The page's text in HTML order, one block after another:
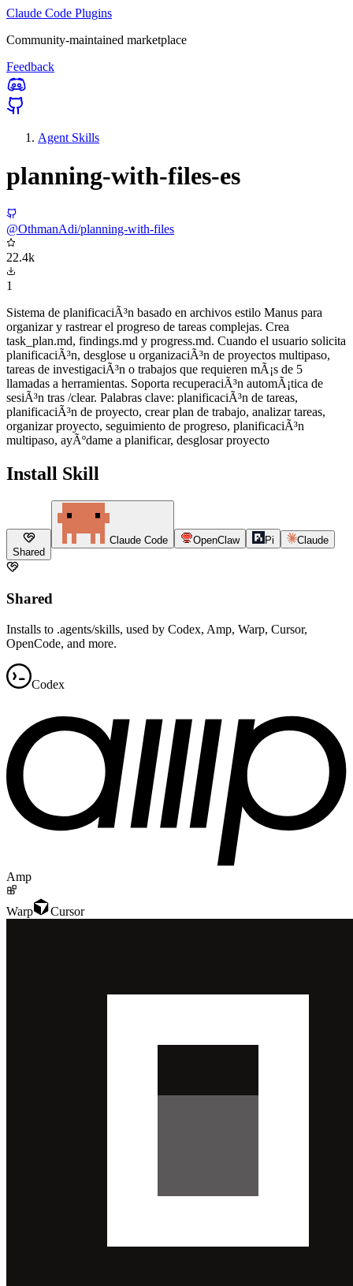
Claude Code Plugins
Community-maintained marketplace
Feedback
Agent Skills
planning-with-files-es
@OthmanAdi/planning-with-files
22.4k
1
Sistema de planificaciÃ³n basado en archivos estilo Manus para
organizar y rastrear el progreso de tareas complejas. Crea
task_plan.md, findings.md y progress.md. Cuando el usuario solicita
planificaciÃ³n, desglose u organizaciÃ³n de proyectos multipaso,
tareas de investigaciÃ³n o trabajos que requieren mÃ¡s de 5
llamadas a herramientas. Soporta recuperaciÃ³n automÃ¡tica de
sesiÃ³n tras /clear. Palabras clave: planificaciÃ³n de tareas,
planificaciÃ³n de proyecto, crear plan de trabajo, analizar tareas,
organizar proyecto, seguimiento de progreso, planificaciÃ³n
multipaso, ayÃºdame a planificar, desglosar proyecto
Install Skill
Shared
Claude Code OpenClaw Pi Claude
Shared
Installs to .agents/skills, used by Codex, Amp, Warp, Cursor,
OpenCode, and more.
Codex
Amp
Warp Cursor